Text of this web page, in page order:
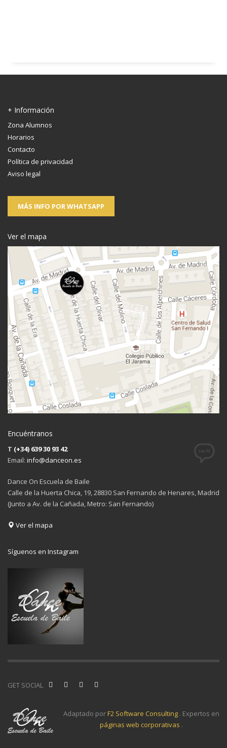
+ Información
Zona Alumnos
Horarios
Contacto
Política de privacidad
Aviso legal
MÁS INFO POR WHATSAPP
Ver el mapa
Encuéntranos
T (+34) 639 30 93 42
Email: info@danceon.es
Dance On Escuela de Baile
Calle de la Huerta Chica, 19, 28830 San Fernando de Henares, Madrid
(Junto a Av. de la Cañada, Metro: San Fernando)
Ver el mapa
Síguenos en Instagram
GET SOCIAL
Adaptado porF2 Software Consulting . Expertos en
páginas web corporativas .